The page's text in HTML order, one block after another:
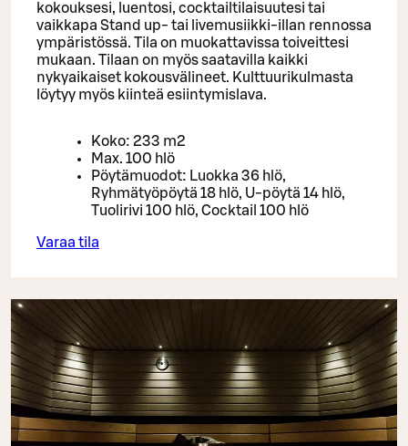
kokouksesi, luentosi, cocktailtilaisuutesi tai
vaikkapa Stand up- tai livemusiikki-illan rennossa
ympäristössä. Tila on muokattavissa toiveittesi
mukaan. Tilaan on myös saatavilla kaikki
nykyaikaiset kokousvälineet. Kulttuurikulmasta
löytyy myös kiinteä esiintymislava.
Koko: 233 m2
Max. 100 hlö
Pöytämuodot: Luokka 36 hlö,
Ryhmätyöpöytä 18 hlö, U-pöytä 14 hlö,
Tuolirivi 100 hlö, Cocktail 100 hlö
Varaa tila